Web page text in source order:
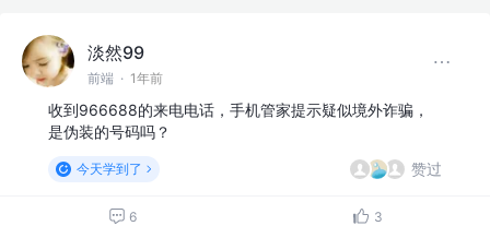
淡然99
前端 · 1年前
收到966688的来电电话，手机管家提示疑似境外诈骗，
是伪装的号码吗？
今天学到了 赞过
6 3